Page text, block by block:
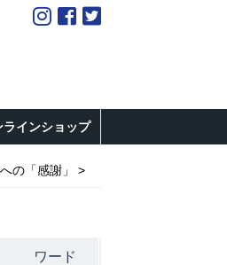
ラインショップ
の「感謝」
ワード